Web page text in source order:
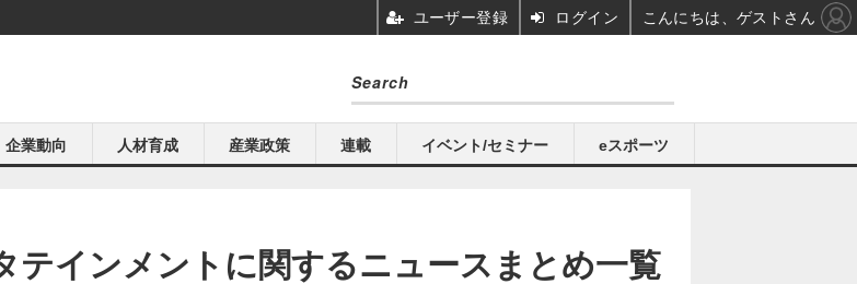
企業動向 人材育成 産業政策 連載 イベント/セミナー eスポーツ
テインメントに関するニュースまとめ一覧
ユーザー登録 ログイン こんにちは、ゲストさん